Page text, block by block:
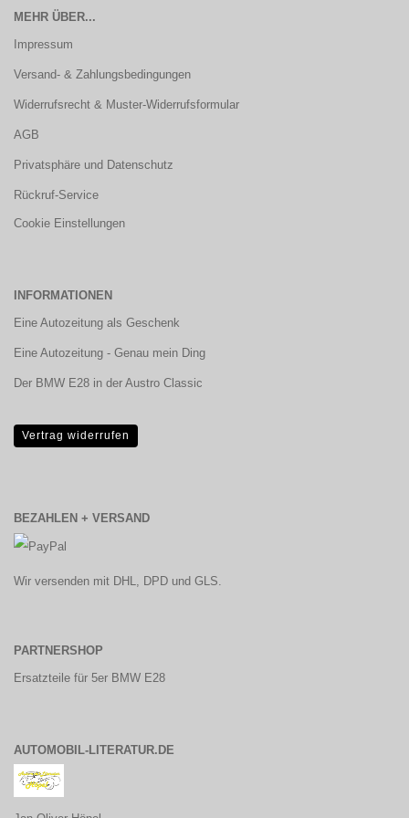
MEHR ÜBER...
Impressum
Versand- & Zahlungsbedingungen
Widerrufsrecht & Muster-Widerrufsformular
AGB
Privatsphäre und Datenschutz
Rückruf-Service
Cookie Einstellungen
INFORMATIONEN
Eine Autozeitung als Geschenk
Eine Autozeitung - Genau mein Ding
Der BMW E28 in der Austro Classic
Vertrag widerrufen
BEZAHLEN + VERSAND
Wir versenden mit DHL, DPD und GLS.
PARTNERSHOP
Ersatzteile für 5er BMW E28
AUTOMOBIL-LITERATUR.DE